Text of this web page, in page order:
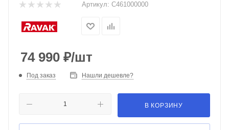
Артикул: C461000000
74 990 ₽/шт
Под заказ Нашли дешевле?
В КОРЗИНУ